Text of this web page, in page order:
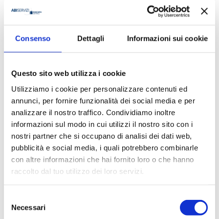
Consenso Dettagli Informazioni sui cookie
Questo sito web utilizza i cookie
Utilizziamo i cookie per personalizzare contenuti ed
annunci, per fornire funzionalità dei social media e per
analizzare il nostro traffico. Condividiamo inoltre
informazioni sul modo in cui utilizzi il nostro sito con i
nostri partner che si occupano di analisi dei dati web,
pubblicità e social media, i quali potrebbero combinarle
con altre informazioni che hai fornito loro o che hanno
raccolto dal tuo utilizzo dei loro servizi.
delNecessari
Disponibilità
Prezzo
€ 20,00
IVA assolta dall'editore
Acquista